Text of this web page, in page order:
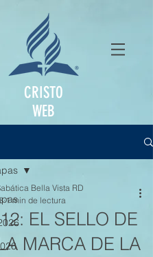
CRISTO
WEB
EL SELLO DE
MARCA DE LA
Bella Vista RD
1 min de lectura